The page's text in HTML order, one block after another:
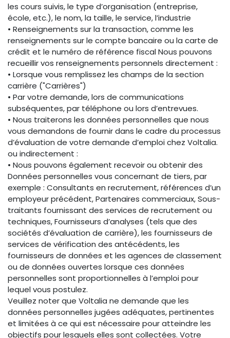
les cours suivis, le type d’organisation (entreprise,
école, etc.), le nom, la taille, le service, l’industrie
• Renseignements sur la transaction, comme les
renseignements sur le compte bancaire ou la carte de
crédit et le numéro de référence fiscal Nous pouvons
recueillir vos renseignements personnels directement :
• Lorsque vous remplissez les champs de la section
carrière ("Carrières")
• Par votre demande, lors de communications
subséquentes, par téléphone ou lors d’entrevues.
• Nous traiterons les données personnelles que nous
vous demandons de fournir dans le cadre du processus
d’évaluation de votre demande d’emploi chez Voltalia.
ou indirectement :
• Nous pouvons également recevoir ou obtenir des
Données personnelles vous concernant de tiers, par
exemple : Consultants en recrutement, références d’un
employeur précédent, Partenaires commerciaux, Sous-
traitants fournissant des services de recrutement ou
techniques, Fournisseurs d’analyses (tels que des
sociétés d’évaluation de carrière), les fournisseurs de
services de vérification des antécédents, les
fournisseurs de données et les agences de classement
ou de données ouvertes lorsque ces données
personnelles sont proportionnelles à l’emploi pour
lequel vous postulez.
Veuillez noter que Voltalia ne demande que les
données personnelles jugées adéquates, pertinentes
et limitées à ce qui est nécessaire pour atteindre les
objectifs pour lesquels elles sont collectées. Votre